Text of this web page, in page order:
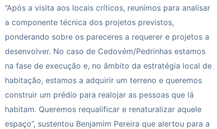
“Após a visita aos locais críticos, reunímos para analisar
a componente técnica dos projetos previstos,
ponderando sobre os pareceres a requerer e projetos a
desenvolver. No caso de Cedovém/Pedrinhas estamos
na fase de execução e, no âmbito da estratégia local de
habitação, estamos a adquirir um terreno e queremos
construir um prédio para realojar as pessoas que lá
habitam. Queremos requalificar e renaturalizar aquele
espaço”, sustentou Benjamim Pereira que alertou para a